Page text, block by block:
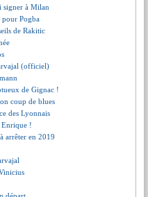
signer à Milan
pour Pogba
de Rakitic
(officiel)
de Gignac !
coup de blues
des Lyonnais
Enrique !
arrêter en 2019